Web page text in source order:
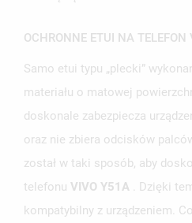
OCHRONNE ETUI NA
Samo etui typu „plecki”
materiału o matowej
doskonale zabezpiecza
oraz nie zbiera odcisków
został w taki sposób, aby
telefonu VIVO Y51A
. Dzięki
kompatybilny z urządzeniem.
UTWÓRZ LISTĘ
ZALOGUJ SIĘ